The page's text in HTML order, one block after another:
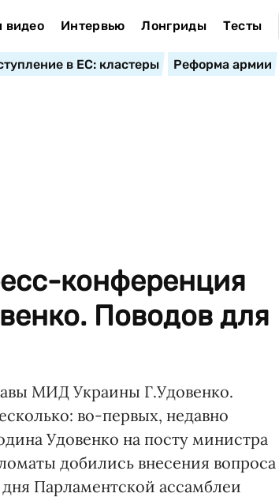
видео Интервью Лонгриды Тесты
в ЕС: кластеры Реформа армии
конференция
Поводов для
МИД Украины Г.Удовенко.
во-первых, недавно
Удовенко на посту министра
добились внесения вопроса
Парламентской ассамблеи